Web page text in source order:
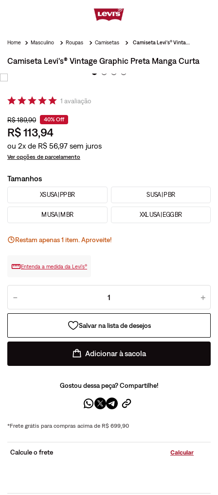
Masculino Roupas Camisetas
Camiseta Levi's® Vintage Graphic Preta Manga Curta
1 avaliação
R$189,90 40% Off
R$113,94
ou 2x de R$ 56,97
Ver opções de parcelamento
Tamanhos
XS USA | PP BR S USA | P BR
M USA | M BR XXL USA | EGG BR
Restam apenas1 item. Aproveite!
Entenda a medida da Levi’s®
＋
－
Adicionar à sacola
Gostou dessa peça? Compartilhe!
*Frete grátis para compras acima de R$ 699,90
Calcule o frete